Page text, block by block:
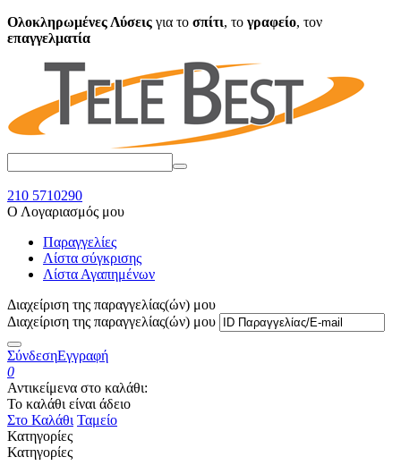
Ολοκληρωμένες Λύσεις για το σπίτι, το γραφείο, τον
επαγγελματία
210 5710290
Ο Λογαριασμός μου
Παραγγελίες
Λίστα σύγκρισης
Λίστα Αγαπημένων
Διαχείριση της παραγγελίας(ών) μου
Διαχείριση της παραγγελίας(ών) μου
ΣύνδεσηΕγγραφή
0
Αντικείμενα στο καλάθι:
Το καλάθι είναι άδειο
Στο Καλάθι Ταμείο
Κατηγορίες
Κατηγορίες